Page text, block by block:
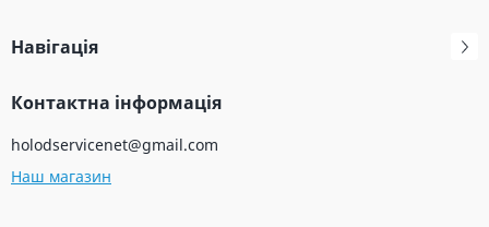
Навігація
Контактна інформація
holodservicenet@gmail.com
Наш магазин